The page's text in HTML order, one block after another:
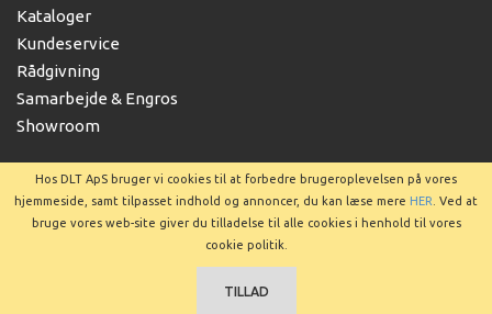
Kataloger
Kundeservice
Rådgivning
Samarbejde & Engros
Showroom
Copyright © 2025 DLT ApS
Hos DLT ApS bruger vi cookies til at forbedre brugeroplevelsen på vores
hjemmeside, samt tilpasset indhold og annoncer, du kan læse mere HER . Ved at
bruge vores web-site giver du tilladelse til alle cookies i henhold til vores
cookie politik.
TILLAD